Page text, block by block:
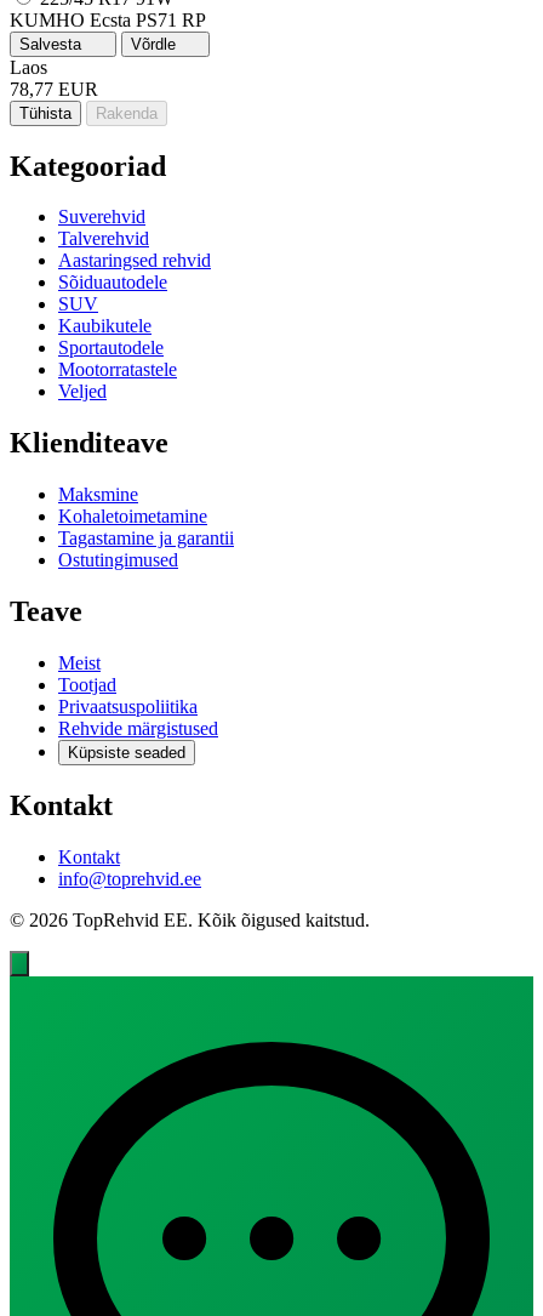
KUMHO Ecsta PS71 RP
Salvesta Võrdle
Laos
78,77 EUR
Tühista Rakenda
Kategooriad
Suverehvid
Talverehvid
Aastaringsed rehvid
Sõiduautodele
SUV
Kaubikutele
Sportautodele
Mootorratastele
Veljed
Klienditeave
Maksmine
Kohaletoimetamine
Tagastamine ja garantii
Ostutingimused
Teave
Meist
Tootjad
Privaatsuspoliitika
Rehvide märgistused
Küpsiste seaded
Kontakt
Kontakt
info@toprehvid.ee
© 2026 TopRehvid EE. Kõik õigused kaitstud.